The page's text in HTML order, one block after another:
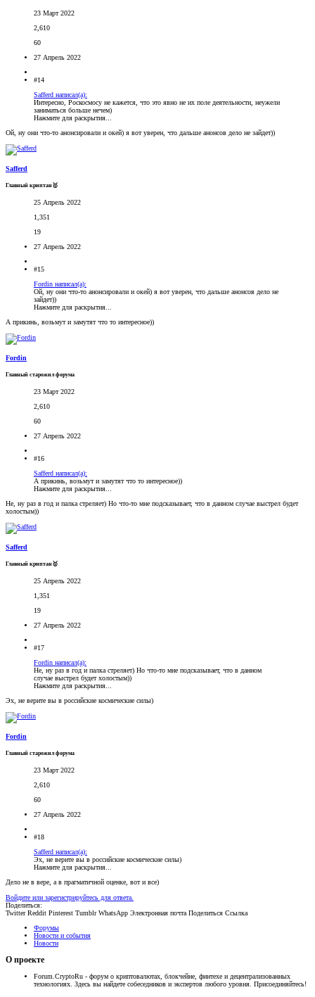
23 Март 2022
2,610
60
27 Апрель 2022
#14
Safferd написал(а):
Интересно, Роскосмосу не кажется, что это явно не их поле деятельности, неужели
заниматься больше нечем)
Нажмите для раскрытия...
Ой, ну они что-то анонсировали и окей) я вот уверен, что дальше анонсов дело не зайдет))
Safferd
Главный криптан🥇
25 Апрель 2022
1,351
19
27 Апрель 2022
#15
Fordin написал(а):
Ой, ну они что-то анонсировали и окей) я вот уверен, что дальше анонсов дело не
зайдет))
Нажмите для раскрытия...
А прикинь, возьмут и замутят что то интересное))
Fordin
Главный старожил форума
23 Март 2022
2,610
60
27 Апрель 2022
#16
Safferd написал(а):
А прикинь, возьмут и замутят что то интересное))
Нажмите для раскрытия...
Не, ну раз в год и палка стреляет) Но что-то мне подсказывает, что в данном случае выстрел будет
холостым))
Safferd
Главный криптан🥇
25 Апрель 2022
1,351
19
27 Апрель 2022
#17
Fordin написал(а):
Не, ну раз в год и палка стреляет) Но что-то мне подсказывает, что в данном
случае выстрел будет холостым))
Нажмите для раскрытия...
Эх, не верите вы в российские космические силы)
Fordin
Главный старожил форума
23 Март 2022
2,610
60
27 Апрель 2022
#18
Safferd написал(а):
Эх, не верите вы в российские космические силы)
Нажмите для раскрытия...
Дело не в вере, а в прагматичной оценке, вот и все)
Войдите или зарегистрируйтесь для ответа.
Поделиться:
Twitter Reddit Pinterest Tumblr WhatsApp Электронная почта Поделиться Ссылка
Форумы
Новости и события
Новости
О проекте
Forum.CryptoRu - форум о криптовалютах, блокчейне, финтехе и децентрализованных
технологиях. Здесь вы найдете собеседников и экспертов любого уровня. Присоединяйтесь!